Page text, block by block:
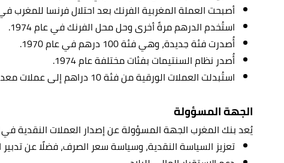
أصبحت العملة المغربية الفرنك بعد احتلال فرنسا للمغرب في
استُخدم الدرهم مرةً أخرى وحل محل الفرنك في عام 1974.
أُصدرت فئة جديدة، وهي فئة 100 درهم في عام 1970.
أُصدر نظام السنتيمات بفئات مختلفة عام 1974.
استُبدلت العملات الورقية من فئة 10 دراهم إلى عملات معدنية في عام 1995.
الجهة المسؤولة
يُعد بنك المغرب الجهة المسؤولة عن إصدار العملات النقدية
تعزيز السياسة النقدية، وسياسة سعر الصرف، فضلًا عن